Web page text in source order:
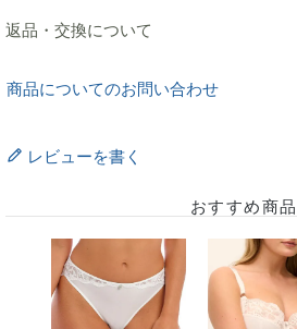
返品・交換について
商品についてのお問い合わせ
レビューを書く
おすすめ商品